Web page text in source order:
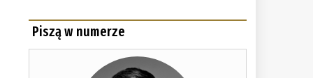
Piszą w numerze